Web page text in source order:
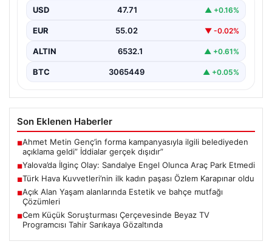
gerçekleşen bu ilginç olay, bölge sakinlerinin ve
çevredekilerin…
USD 47.71 ▲ +0.16%
EUR 55.02 ▼ -0.02%
ALTIN 6532.1 ▲ +0.61%
BTC 3065449 ▲ +0.05%
Son Eklenen Haberler
■Ahmet Metin Genç’in forma kampanyasıyla ilgili belediyeden
açıklama geldi” İddialar gerçek dışıdır”
■Yalova’da İlginç Olay: Sandalye Engel Olunca Araç Park Etmedi
■Türk Hava Kuvvetleri’nin ilk kadın paşası Özlem Karapınar oldu
■Açık Alan Yaşam alanlarında Estetik ve bahçe mutfağı
Çözümleri
■Cem Küçük Soruşturması Çerçevesinde Beyaz TV
Programcısı Tahir Sarıkaya Gözaltında